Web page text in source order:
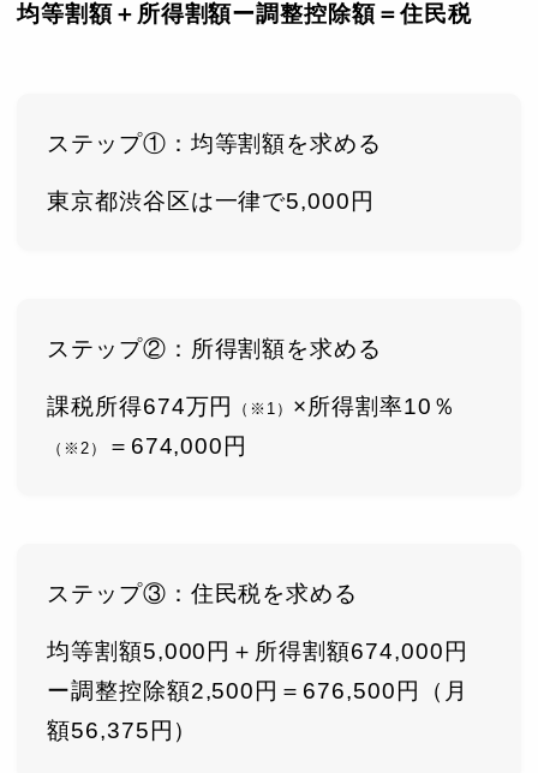
均等割額＋所得割額ー調整控除額＝住民税
ステップ①：均等割額を求める
東京都渋谷区は一律で5,000円
ステップ②：所得割額を求める
課税所得674万円 （※1） ×所得割率10％
（※2） ＝674,000円
ステップ③：住民税を求める
均等割額5,000円＋所得割額674,000円
ー調整控除額2,500円＝676,500円（月
額56,375円）